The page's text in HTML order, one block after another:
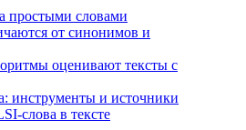
простыми словами
от синонимов и
оценивают тексты с
инструменты и источники
слова в тексте